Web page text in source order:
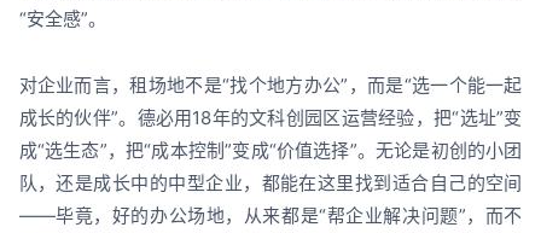
“安全感”。
对企业而言，租场地不是“找个地方办公”，而是“选一个能一起
成长的伙伴”。德必用18年的文科创园区运营经验，把“选址”变
成“选生态”，把“成本控制”变成“价值选择”。无论是初创的小团
队，还是成长中的中型企业，都能在这里找到适合自己的空间
——毕竟，好的办公场地，从来都是“帮企业解决问题”，而不